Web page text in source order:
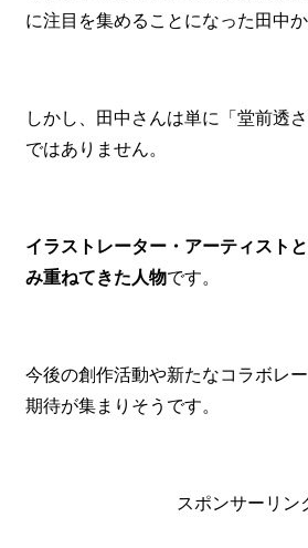
に注目を集めることになった田中か
しかし、田中さんは単に「堂前透
ではありません。
イラストレーター・アーティスト
み重ねてきた人物です。
今後の創作活動や新たなコラボレ
期待が集まりそうです。
スポンサーリン